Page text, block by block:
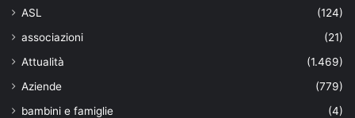
ASL
(124)
associazioni
(21)
Attualità
(1.469)
Aziende
(779)
bambini e famiglie
(4)